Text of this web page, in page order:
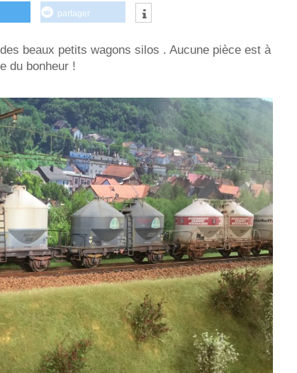
partager
beaux petits wagons silos . Aucune pièce est à
du bonheur !